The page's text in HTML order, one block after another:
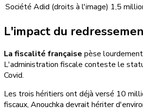
Société Adid (droits à l'image) 1,5
L'impact du
La fiscalité française pèse
L'administration fiscale conteste le
Covid.
Les trois héritiers ont déjà versé 10
fiscaux, Anouchka devrait hériter